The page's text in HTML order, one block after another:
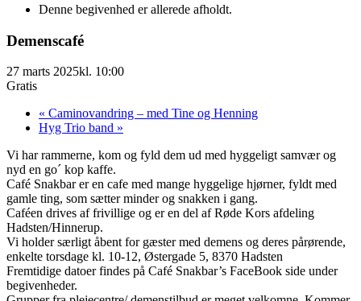
Denne begivenhed er allerede afholdt.
Demenscafé
27 marts 2025kl. 10:00
Gratis
« Caminovandring – med Tine og Henning
Hyg Trio band »
Vi har rammerne, kom og fyld dem ud med hyggeligt samvær og
nyd en go´ kop kaffe.
Café Snakbar er en cafe med mange hyggelige hjørner, fyldt med
gamle ting, som sætter minder og snakken i gang.
Caféen drives af frivillige og er en del af Røde Kors afdeling
Hadsten/Hinnerup.
Vi holder særligt åbent for gæster med demens og deres pårørende,
enkelte torsdage kl. 10-12, Østergade 5, 8370 Hadsten
Fremtidige datoer findes på Café Snakbar’s FaceBook side under
begivenheder.